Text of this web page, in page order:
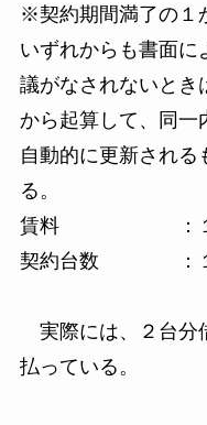
※契約期間満了の１
いずれからも書面に
議がなされないとき
から起算して、同一
自動的に更新される
る。
賃料 ：１１
契約台数 ：
実際には、２台分
払っている。